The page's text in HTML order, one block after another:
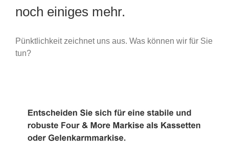
noch einiges mehr.
Pünktlichkeit zeichnet uns aus. Was können wir für Sie
tun?